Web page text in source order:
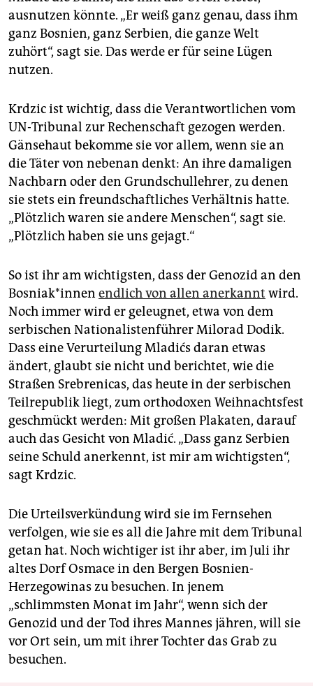
ausnutzen könnte. „Er weiß ganz genau, dass ihm
ganz Bosnien, ganz Serbien, die ganze Welt
zuhört“, sagt sie. Das werde er für seine Lügen
nutzen.
Krdzic ist wichtig, dass die Verantwortlichen vom
UN-Tribunal zur Rechenschaft gezogen werden.
Gänsehaut bekomme sie vor allem, wenn sie an
die Täter von nebenan denkt: An ihre damaligen
Nachbarn oder den Grundschullehrer, zu denen
sie stets ein freundschaftliches Verhältnis hatte.
„Plötzlich waren sie andere Menschen“, sagt sie.
„Plötzlich haben sie uns gejagt.“
So ist ihr am wichtigsten, dass der Genozid an den
Bos­nia­k*in­nen endlich von allen anerkannt wird.
Noch immer wird er geleugnet, etwa von dem
serbischen Nationalistenführer Milorad Dodik.
Dass eine Verurteilung Mladićs daran etwas
ändert, glaubt sie nicht und berichtet, wie die
Straßen Srebrenicas, das heute in der serbischen
Teilrepublik liegt, zum orthodoxen Weihnachtsfest
geschmückt werden: Mit großen Plakaten, darauf
auch das Gesicht von Mladić. „Dass ganz Serbien
seine Schuld anerkennt, ist mir am wichtigsten“,
sagt Krdzic.
Die Urteilsverkündung wird sie im Fernsehen
verfolgen, wie sie es all die Jahre mit dem Tribunal
getan hat. Noch wichtiger ist ihr aber, im Juli ihr
altes Dorf Osmace in den Bergen Bosnien-
Herzegowinas zu besuchen. In jenem
„schlimmsten Monat im Jahr“, wenn sich der
Genozid und der Tod ihres Mannes jähren, will sie
vor Ort sein, um mit ihrer Tochter das Grab zu
besuchen.